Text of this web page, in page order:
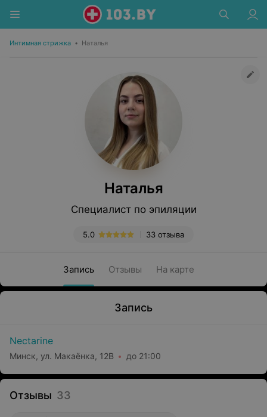
Интимная стрижка • Наталья
Наталья
Специалист по эпиляции
33 отзыва
5.0
Запись Отзывы На карте
Запись
Nectarine
Минск, ул. Макаёнка, 12В до 21:00
Отзывы 33